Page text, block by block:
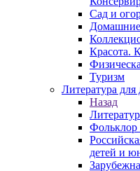
Сад и
Красота.
Туризм
Литература
Назад
Фольклор
детей и